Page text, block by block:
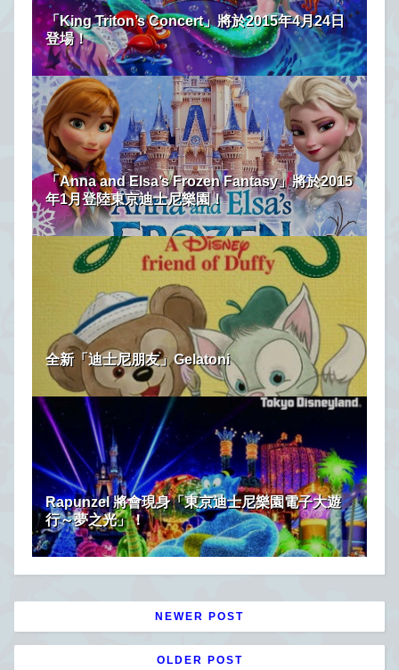
「King Triton’s Concert」將於2015年4月24日
登場！
「Anna and Elsa’s Frozen Fantasy」將於2015
年1月登陸東京迪士尼樂園！
全新「迪士尼朋友」Gelatoni
Rapunzel 將會現身「東京迪士尼樂園電子大遊
行～夢之光」！
NEWER POST
OLDER POST